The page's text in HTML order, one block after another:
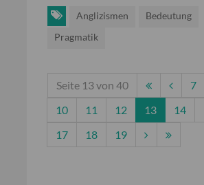
Anglizismen
Bedeutung
Pragmatik
Seite 13 von 40 7
10
11 12 13 14
17
18 19